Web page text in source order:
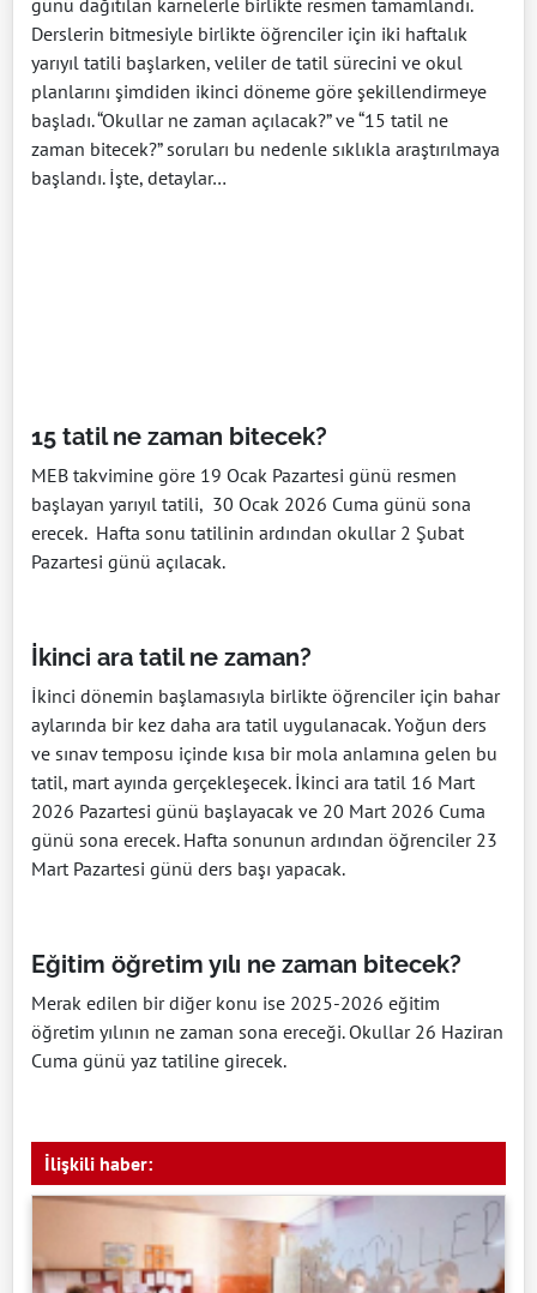
günü dağıtılan karnelerle birlikte resmen tamamlandı.
Derslerin bitmesiyle birlikte öğrenciler için iki haftalık
yarıyıl tatili başlarken, veliler de tatil sürecini ve okul
planlarını şimdiden ikinci döneme göre şekillendirmeye
başladı. “Okullar ne zaman açılacak?” ve “15 tatil ne
zaman bitecek?” soruları bu nedenle sıklıkla araştırılmaya
başlandı. İşte, detaylar…
15 tatil ne zaman bitecek?
MEB takvimine göre 19 Ocak Pazartesi günü resmen
başlayan yarıyıl tatili, 30 Ocak 2026 Cuma günü sona
erecek. Hafta sonu tatilinin ardından okullar 2 Şubat
Pazartesi günü açılacak.
İkinci ara tatil ne zaman?
İkinci dönemin başlamasıyla birlikte öğrenciler için bahar
aylarında bir kez daha ara tatil uygulanacak. Yoğun ders
ve sınav temposu içinde kısa bir mola anlamına gelen bu
tatil, mart ayında gerçekleşecek. İkinci ara tatil 16 Mart
2026 Pazartesi günü başlayacak ve 20 Mart 2026 Cuma
günü sona erecek. Hafta sonunun ardından öğrenciler 23
Mart Pazartesi günü ders başı yapacak.
Eğitim öğretim yılı ne zaman bitecek?
Merak edilen bir diğer konu ise 2025-2026 eğitim
öğretim yılının ne zaman sona ereceği. Okullar 26 Haziran
Cuma günü yaz tatiline girecek.
İlişkili haber: